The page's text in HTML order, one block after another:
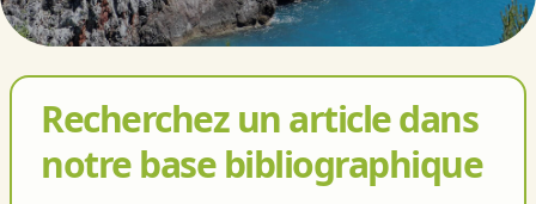
Recherchez un article dans
notre base bibliographique